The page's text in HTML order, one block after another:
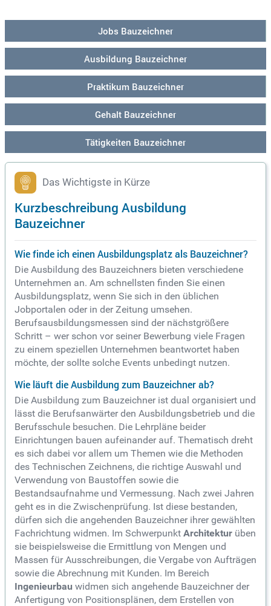
Jobs Bauzeichner
Ausbildung Bauzeichner
Praktikum Bauzeichner
Gehalt Bauzeichner
Tätigkeiten Bauzeichner
Das Wichtigste in Kürze
Kurzbeschreibung Ausbildung
Bauzeichner
Wie finde ich einen Ausbildungsplatz als Bauzeichner?
Die Ausbildung des Bauzeichners bieten verschiedene
Unternehmen an. Am schnellsten finden Sie einen
Ausbildungsplatz, wenn Sie sich in den üblichen
Jobportalen oder in der Zeitung umsehen.
Berufsausbildungsmessen sind der nächstgrößere
Schritt – wer schon vor seiner Bewerbung viele Fragen
zu einem speziellen Unternehmen beantwortet haben
möchte, der sollte solche Events unbedingt nutzen.
Wie läuft die Ausbildung zum Bauzeichner ab?
Die Ausbildung zum Bauzeichner ist dual organisiert und
lässt die Berufsanwärter den Ausbildungsbetrieb und die
Berufsschule besuchen. Die Lehrpläne beider
Einrichtungen bauen aufeinander auf. Thematisch dreht
es sich dabei vor allem um Themen wie die Methoden
des Technischen Zeichnens, die richtige Auswahl und
Verwendung von Baustoffen sowie die
Bestandsaufnahme und Vermessung. Nach zwei Jahren
geht es in die Zwischenprüfung. Ist diese bestanden,
dürfen sich die angehenden Bauzeichner ihrer gewählten
Fachrichtung widmen. Im Schwerpunkt Architektur üben
sie beispielsweise die Ermittlung von Mengen und
Massen für Ausschreibungen, die Vergabe von Aufträgen
sowie die Abrechnung mit Kunden. Im Bereich
Ingenieurbau widmen sich angehende Bauzeichner der
Anfertigung von Positionsplänen, dem Erstellen von